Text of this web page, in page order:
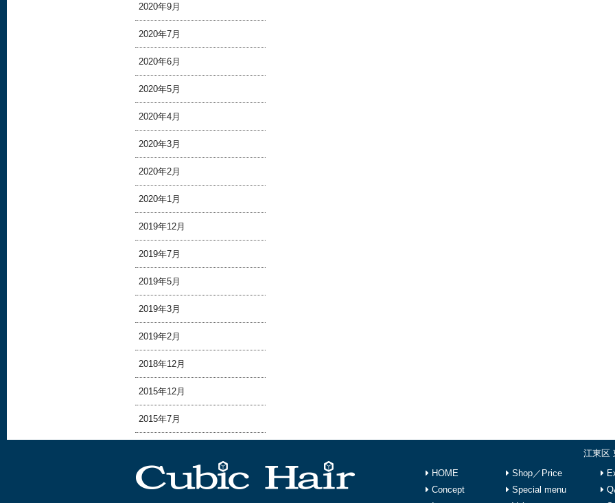
2020年9月
2020年7月
2020年6月
2020年5月
2020年4月
2020年3月
2020年2月
2020年1月
2019年12月
2019年7月
2019年5月
2019年3月
2019年2月
2018年12月
2015年12月
2015年7月
江東区
HOME
Concept
Shop／Price
Special menu